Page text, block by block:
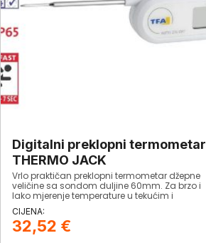
Digitalni preklopni termometar
THERMO JACK
Vrlo praktičan preklopni termometar džepne
veličine sa sondom duljine 60mm. Za brzo i
lako mjerenje temperature u tekućim i
polukrutim materijalima. Udovoljava EN13485
standard.
32,52 €